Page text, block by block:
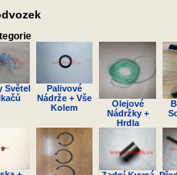
Světel
Palivové
Nádrže + Vše
Kolem
Olejové
Nádržky +
Hrdla